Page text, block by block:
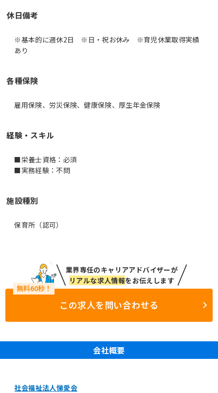
休日備考
※基本的に週休2日 ※日・祝お休み ※育児休業取得実績
あり
各種保険
雇用保険、労災保険、健康保険、厚生年金保険
経験・スキル
■栄養士資格：必須
■実務経験：不問
施設種別
保育所（認可）
業界専任のキャリアアドバイザーが
リアルな求人情報をお伝えします
この求人を問い合わせる
会社概要
社会福祉法人悌愛会